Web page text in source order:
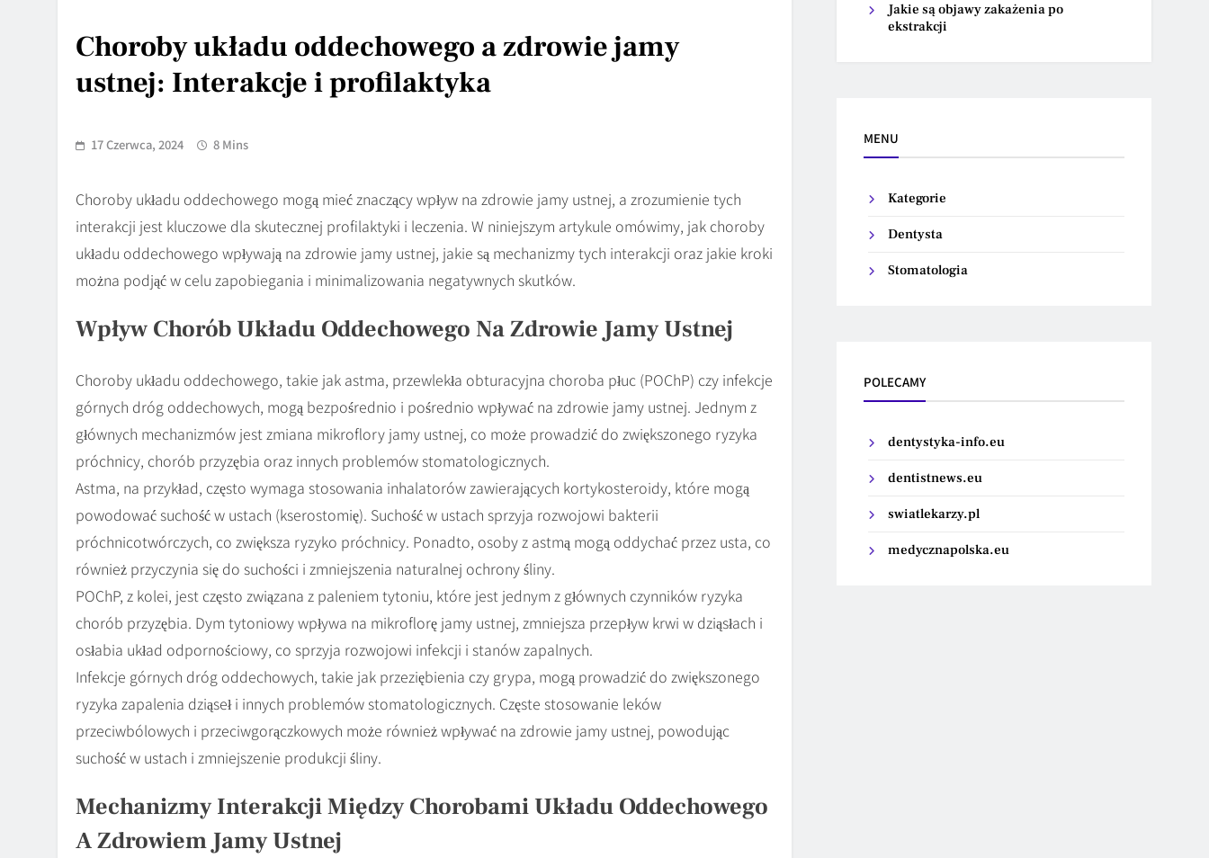
Choroby układu oddechowego a zdrowie jamy
ustnej: Interakcje i profilaktyka
17 Czerwca, 2024 8 Mins
Choroby układu oddechowego mogą mieć znaczący wpływ na zdrowie jamy ustnej, a zrozumienie tych
interakcji jest kluczowe dla skutecznej profilaktyki i leczenia. W niniejszym artykule omówimy, jak choroby
układu oddechowego wpływają na zdrowie jamy ustnej, jakie są mechanizmy tych interakcji oraz jakie kroki
można podjąć w celu zapobiegania i minimalizowania negatywnych skutków.
Wpływ Chorób Układu Oddechowego Na Zdrowie Jamy Ustnej
Choroby układu oddechowego, takie jak astma, przewlekła obturacyjna choroba płuc (POChP) czy infekcje
górnych dróg oddechowych, mogą bezpośrednio i pośrednio wpływać na zdrowie jamy ustnej. Jednym z
głównych mechanizmów jest zmiana mikroflory jamy ustnej, co może prowadzić do zwiększonego ryzyka
próchnicy, chorób przyzębia oraz innych problemów stomatologicznych.
Astma, na przykład, często wymaga stosowania inhalatorów zawierających kortykosteroidy, które mogą
powodować suchość w ustach (kserostomię). Suchość w ustach sprzyja rozwojowi bakterii
próchnicotwórczych, co zwiększa ryzyko próchnicy. Ponadto, osoby z astmą mogą oddychać przez usta, co
również przyczynia się do suchości i zmniejszenia naturalnej ochrony śliny.
POChP, z kolei, jest często związana z paleniem tytoniu, które jest jednym z głównych czynników ryzyka
chorób przyzębia. Dym tytoniowy wpływa na mikroflorę jamy ustnej, zmniejsza przepływ krwi w dziąsłach i
osłabia układ odpornościowy, co sprzyja rozwojowi infekcji i stanów zapalnych.
Infekcje górnych dróg oddechowych, takie jak przeziębienia czy grypa, mogą prowadzić do zwiększonego
ryzyka zapalenia dziąseł i innych problemów stomatologicznych. Częste stosowanie leków
przeciwbólowych i przeciwgorączkowych może również wpływać na zdrowie jamy ustnej, powodując
suchość w ustach i zmniejszenie produkcji śliny.
Mechanizmy Interakcji Między Chorobami Układu Oddechowego
A Zdrowiem Jamy Ustnej
Jakie są objawy zakażenia po
ekstrakcji
MENU
Kategorie
Dentysta
Stomatologia
POLECAMY
dentystyka-info.eu
dentistnews.eu
swiatlekarzy.pl
medycznapolska.eu